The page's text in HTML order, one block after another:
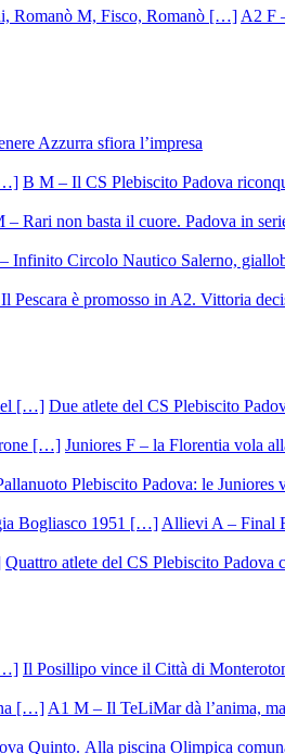
A2 F
Azzurra sfiora l’impresa
B M – Il CS Plebiscito Padova
– Rari non basta il cuore. Padova in
Infinito Circolo Nautico Salerno,
Pescara è promosso in A2. Vittoria
Due atlete del CS Plebiscito
Juniores F – la Florentia vola
Plebiscito Padova: le
Allievi A – Final
Quattro atlete del CS Plebiscito
Il Posillipo vince il Città di
A1 M – Il TeLiMar dà l’anima,